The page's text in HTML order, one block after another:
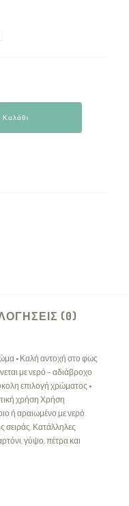
Καλάθι
(0)
• Καλή αντοχή στο φως
με νερό – αδιάβροχο
επιλογή χρώματος •
χρήση Χρήση
ή αραιωμένο με νερό.
σειράς. Κατάλληλες
γύψο, πέτρα και